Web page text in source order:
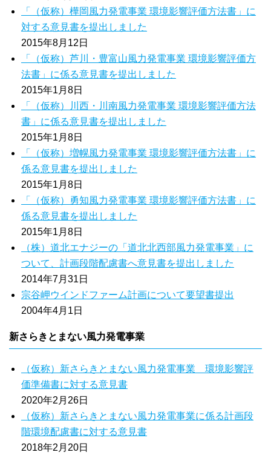
「（仮称）樺岡風力発電事業 環境影響評価方法書」に
対する意見書を提出しました
2015年8月12日
「（仮称）芦川・豊富山風力発電事業 環境影響評価方
法書」に係る意見書を提出しました
2015年1月8日
「（仮称）川西・川南風力発電事業 環境影響評価方法
書」に係る意見書を提出しました
2015年1月8日
「（仮称）増幌風力発電事業 環境影響評価方法書」に
係る意見書を提出しました
2015年1月8日
「（仮称）勇知風力発電事業 環境影響評価方法書」に
係る意見書を提出しました
2015年1月8日
（株）道北エナジーの「道北北西部風力発電事業」に
ついて、計画段階配慮書へ意見書を提出しました
2014年7月31日
宗谷岬ウインドファーム計画について要望書提出
2004年4月1日
新さらきとまない風力発電事業
（仮称）新さらきとまない風力発電事業 環境影響評
価準備書に対する意見書
2020年2月26日
（仮称）新さらきとまない風力発電事業に係る計画段
階環境配慮書に対する意見書
2018年2月20日